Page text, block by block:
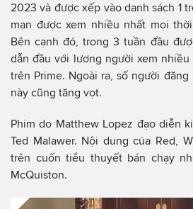
2023 và được xếp vào danh sách 1
mạn được xem nhiều nhất mọi
Bên cạnh đó, trong 3 tuần đầu
dẫn đầu với lương người xem
trên Prime. Ngoài ra, số người
này cũng tăng vọt.
Phim do Matthew Lopez đạo diễn
Ted Malawer. Nội dung của Red,
trên cuốn tiểu thuyết bán chạy
McQuiston.